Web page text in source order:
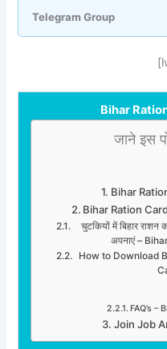
Telegram Group
Bihar
जाने इस
Bihar
Bihar Ration
चुटकियों में बिहार राशन
अपनाएं –
How to Download
FAQ’s –
Join Job